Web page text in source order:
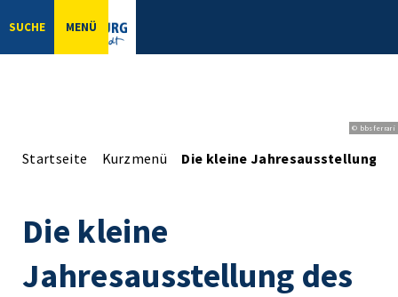
SUCHE MENÜ
© bbsferrari
Startseite Kurzmenü Die kleine Jahresausstellung
Die kleine
Jahresausstellung des